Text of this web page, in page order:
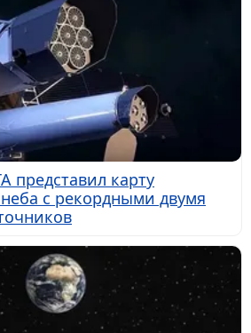
представил карту
неба с рекордными двумя